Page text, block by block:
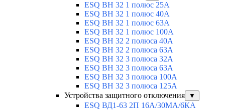
ESQ ВН 32 1 полюс 25А
ESQ ВН 32 1 полюс 40А
ESQ ВН 32 1 полюс 63А
ESQ ВН 32 1 полюс 100A
ESQ ВН 32 2 полюса 40А
ESQ ВН 32 2 полюса 63А
ESQ ВН 32 3 полюса 32А
ESQ ВН 32 3 полюса 63А
ESQ ВН 32 3 полюса 100А
ESQ ВН 32 3 полюса 125А
Устройства защитного отключения
▼
ESQ ВД1-63 2П 16А/30МА/6КА